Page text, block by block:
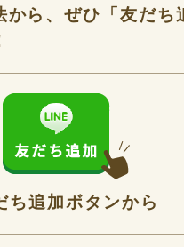
から、ぜひ「友だち
ち追加ボタンから